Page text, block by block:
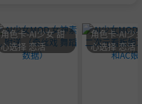
角色卡-AI少女 甜
心选择 恋活
角色卡-AI少
心选择 恋活